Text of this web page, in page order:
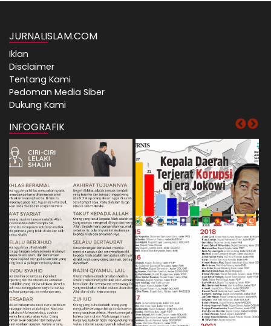
JURNALISLAM.COM
Iklan
Disclaimer
Tentang Kami
Pedoman Media Siber
Dukung Kami
INFOGRAFIK